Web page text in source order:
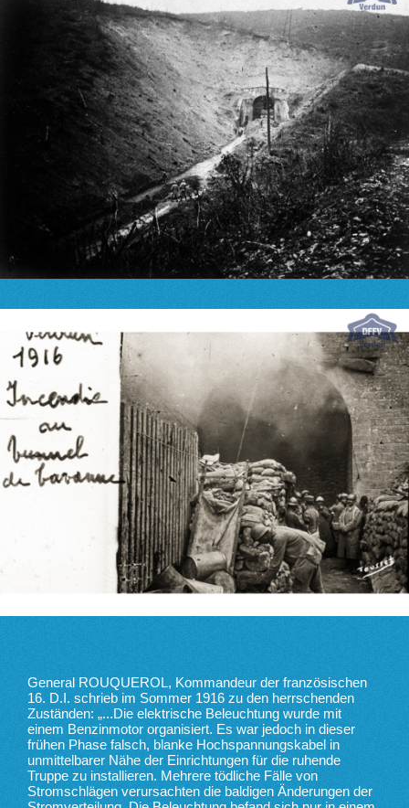
General ROUQUEROL, Kommandeur der französischen
16. D.I. schrieb im Sommer 1916 zu den herrschenden
Zuständen: „...Die elektrische Beleuchtung wurde mit
einem Benzinmotor organisiert. Es war jedoch in dieser
frühen Phase falsch, blanke Hochspannungskabel in
unmittelbarer Nähe der Einrichtungen für die ruhende
Truppe zu installieren. Mehrere tödliche Fälle von
Stromschlägen verursachten die baldigen Änderungen der